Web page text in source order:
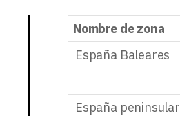
Nombre de zona
España Baleares
España peninsular